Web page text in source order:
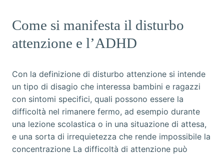
Come si manifesta il disturbo
attenzione e l’ADHD
Con la definizione di disturbo attenzione si intende
un tipo di disagio che interessa bambini e ragazzi
con sintomi specifici, quali possono essere la
difficoltà nel rimanere fermo, ad esempio durante
una lezione scolastica o in una situazione di attesa,
e una sorta di irrequietezza che rende impossibile la
concentrazione La difficoltà di attenzione può